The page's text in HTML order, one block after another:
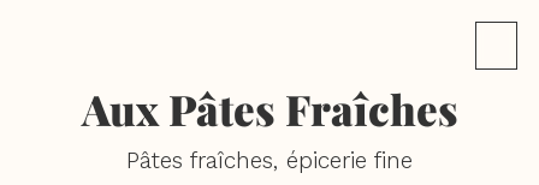
Aux Pâtes Fraîches
Pâtes fraîches, épicerie fine